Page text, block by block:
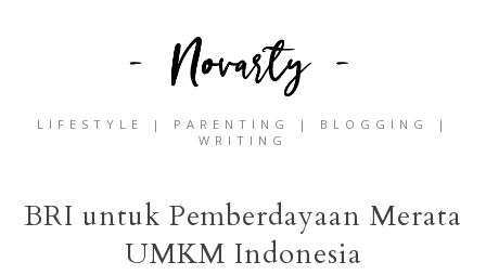
LIFESTYLE | PARENTING | BLOGGING |
WRITING
BRI untuk Pemberdayaan Merata
UMKM Indonesia